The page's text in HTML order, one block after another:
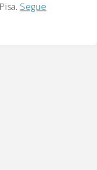
Segue